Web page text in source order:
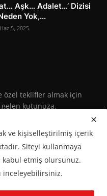
Aşk… Adalet…’ Dizisi
Yok,...
Haz 5, 2025
özel teklifler almak için
kutunuza.
Abone Ol
ve kişiselleştirilmiş içerik
Siteyi kullanmaya
kabul etmiş olursunuz.
inceleyebilirsiniz.